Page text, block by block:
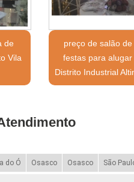
de
Vila
preço de salão de
festas para alugar
Distrito Industrial
do Ó Osasco Osasco São